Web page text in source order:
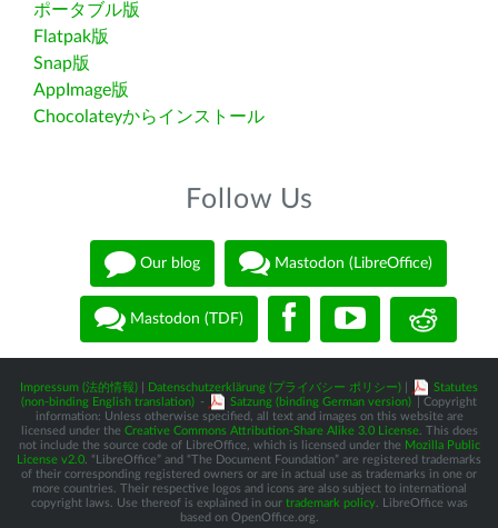
ポータブル版
Flatpak版
Snap版
AppImage版
Chocolateyからインストール
Follow Us
Our blog Mastodon (LibreOffice)
Mastodon (TDF)
Impressum (法的情報) Datenschutzerklärung (プライバシー ポリシー)
Statutes
(non-binding English translation) - Satzung (binding German version)
| Copyright
information: Unless otherwise specified, all text and images on this website are
licensed under the Creative Commons Attribution-Share Alike 3.0 License. This does
not include the source code of LibreOffice, which is licensed under the Mozilla Public
License v2.0 . “LibreOffice” and “The Document Foundation” are registered trademarks
of their corresponding registered owners or are in actual use as trademarks in one or
more countries. Their respective logos and icons are also subject to international
copyright laws. Use thereof is explained in our trademark policy. LibreOffice was
based on OpenOffice.org.